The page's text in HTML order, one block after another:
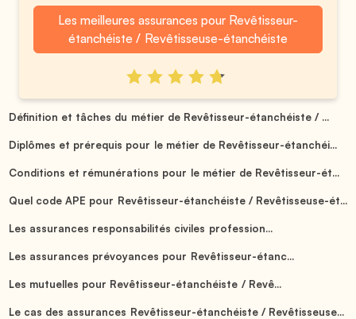
Les meilleures assurances pour Revêtisseur-
étanchéiste / Revêtisseuse-étanchéiste
Définition et tâches du métier de Revêtisseur-étanchéiste / ...
Diplômes et prérequis pour le métier de Revêtisseur-étanchéi...
Conditions et rémunérations pour le métier de Revêtisseur-ét...
Quel code APE pour Revêtisseur-étanchéiste / Revêtisseuse-ét...
Les assurances responsabilités civiles profession...
Les assurances prévoyances pour Revêtisseur-étanc...
Les mutuelles pour Revêtisseur-étanchéiste / Revê...
Le cas des assurances Revêtisseur-étanchéiste / Revêtisseuse...